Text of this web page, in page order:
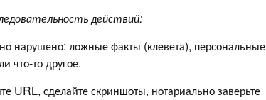
действий:
нарушено: ложные факты (клевета), персональные
что-то другое.
URL, сделайте скриншоты, нотариально заверьте